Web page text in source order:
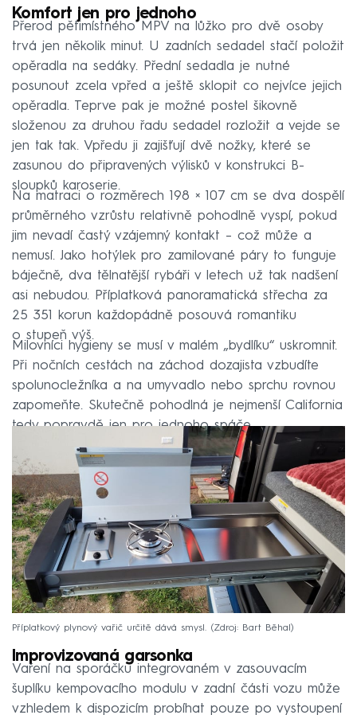
Komfort jen pro jednoho
Přerod pětimístného MPV na lůžko pro dvě osoby
trvá jen několik minut. U zadních sedadel stačí položit
opěradla na sedáky. Přední sedadla je nutné
posunout zcela vpřed a ještě sklopit co nejvíce jejich
opěradla. Teprve pak je možné postel šikovně
složenou za druhou řadu sedadel rozložit a vejde se
jen tak tak. Vpředu ji zajišťují dvě nožky, které se
zasunou do připravených výlisků v konstrukci B-
sloupků karoserie.
Na matraci o rozměrech 198 × 107 cm se dva dospělí
průměrného vzrůstu relativně pohodlně vyspí, pokud
jim nevadí častý vzájemný kontakt – což může a
nemusí. Jako hotýlek pro zamilované páry to funguje
báječně, dva tělnatější rybáři v letech už tak nadšení
asi nebudou. Příplatková panoramatická střecha za
25 351 korun každopádně posouvá romantiku
o stupeň výš.
Milovníci hygieny se musí v malém „bydlíku“ uskromnit.
Při nočních cestách na záchod dozajista vzbudíte
spolunocležníka a na umyvadlo nebo sprchu rovnou
zapomeňte. Skutečně pohodlná je nejmenší California
tedy popravdě jen pro jednoho spáče.
Příplatkový plynový vařič určitě dává smysl. Zdroj: Bart Běhal
Improvizovaná garsonka
Vaření na sporáčku integrovaném v zasouvacím
šuplíku kempovacího modulu v zadní části vozu může
vzhledem k dispozicím probíhat pouze po vystoupení